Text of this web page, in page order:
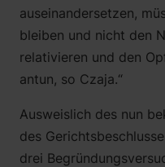
auseinandersetzen,
bleiben und nicht den
relativieren und den
antun, so Czaja.“
Ausweislich des nun
des
drei